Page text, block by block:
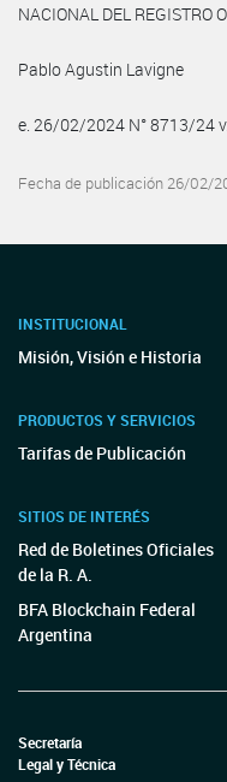
NACIONAL DEL REGISTRO
Pablo Agustin Lavigne
e. 26/02/2024 N° 8713/24
Fecha de publicación 26/02/
INSTITUCIONAL
Misión, Visión e Historia
PRODUCTOS Y SERVICIOS
Tarifas de Publicación
SITIOS DE INTERÉS
Red de Boletines Oficiales
de la R. A.
BFA Blockchain Federal
Argentina
Secretaría
Legal y Técnica